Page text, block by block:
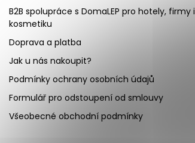
B2B spolupráce s DomaLEP pro hotely, firmy i
kosmetiku
Doprava a platba
Jak u nás nakoupit?
Podmínky ochrany osobních údajů
Formulář pro odstoupení od smlouvy
Všeobecné obchodní podmínky